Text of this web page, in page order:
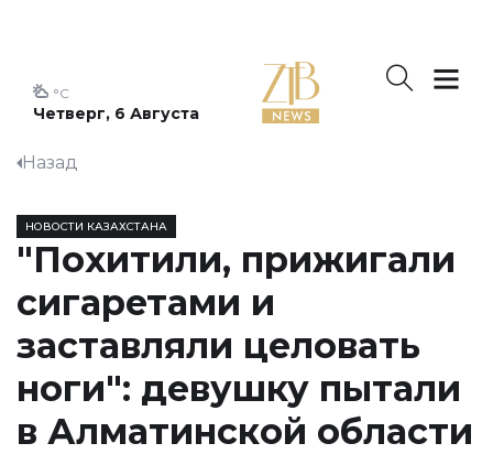
Четверг, 6 Августа
°C
Назад
НОВОСТИ КАЗАХСТАНА
"Похитили, прижигали
сигаретами и
заставляли целовать
ноги": девушку пытали
в Алматинской области